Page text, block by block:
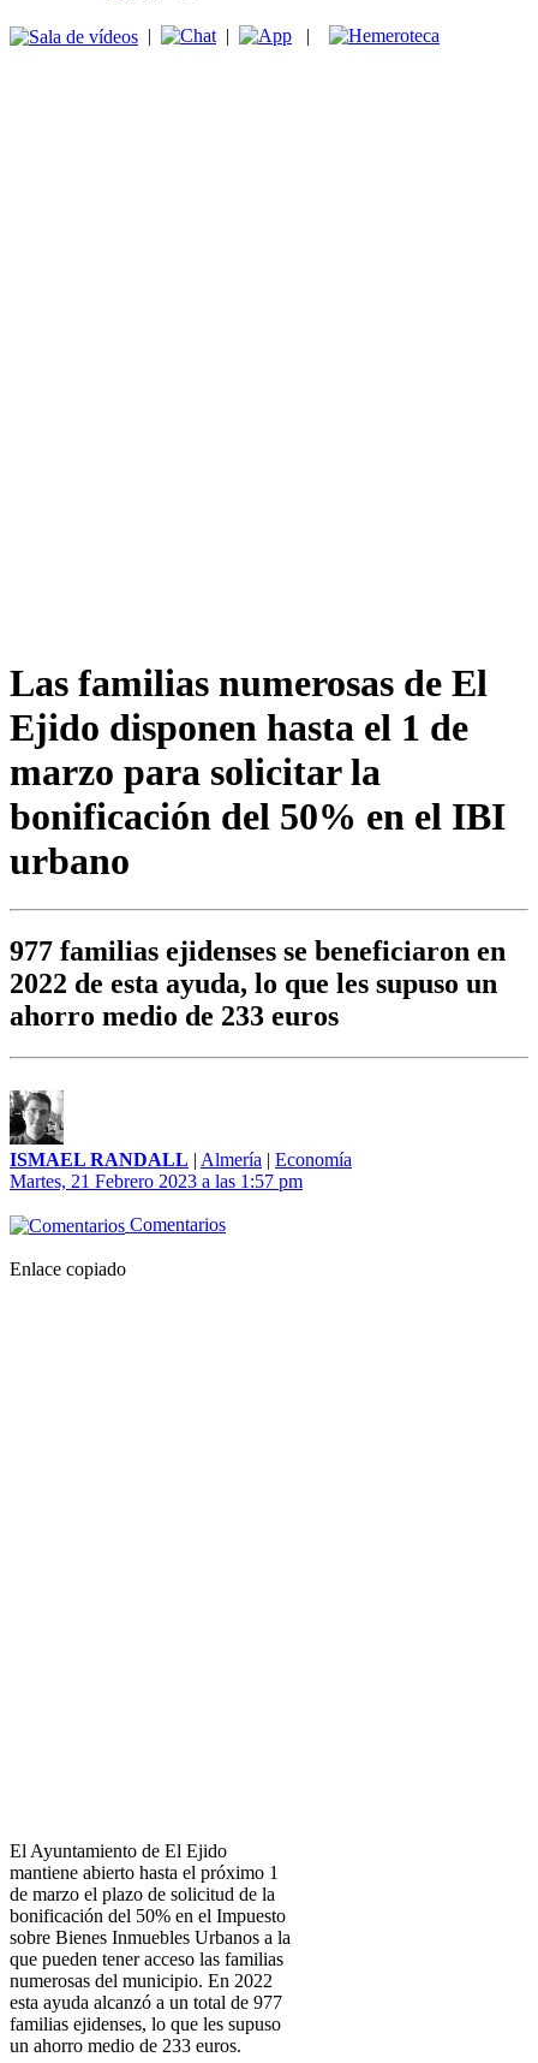
| | |
Las familias numerosas de El
Ejido disponen hasta el 1 de
marzo para solicitar la
bonificación del 50% en el IBI
urbano
977 familias ejidenses se beneficiaron en
2022 de esta ayuda, lo que les supuso un
ahorro medio de 233 euros
ISMAEL RANDALL | Almería | Economía
Martes, 21 Febrero 2023 a las 1:57 pm
Comentarios
Enlace copiado
El Ayuntamiento de El Ejido
mantiene abierto hasta el próximo 1
de marzo el plazo de solicitud de la
bonificación del 50% en el Impuesto
sobre Bienes Inmuebles Urbanos a la
que pueden tener acceso las familias
numerosas del municipio. En 2022
esta ayuda alcanzó a un total de 977
familias ejidenses, lo que les supuso
un ahorro medio de 233 euros.